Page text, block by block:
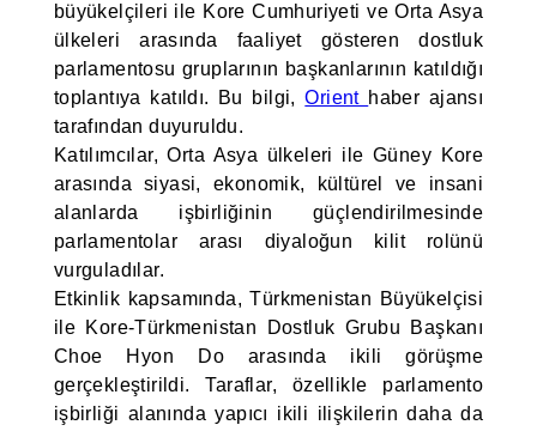
büyükelçileri ile Kore Cumhuriyeti ve Orta Asya
ülkeleri arasında faaliyet gösteren dostluk
parlamentosu gruplarının başkanlarının katıldığı
toplantıya katıldı. Bu bilgi,Orient haber ajansı
tarafından duyuruldu.
Katılımcılar, Orta Asya ülkeleri ile Güney Kore
arasında siyasi, ekonomik, kültürel ve insani
alanlarda işbirliğinin güçlendirilmesinde
parlamentolar arası diyaloğun kilit rolünü
vurguladılar.
Etkinlik kapsamında, Türkmenistan Büyükelçisi
ile Kore-Türkmenistan Dostluk Grubu Başkanı
Choe Hyon Do arasında ikili görüşme
gerçekleştirildi. Taraflar, özellikle parlamento
işbirliği alanında yapıcı ikili ilişkilerin daha da